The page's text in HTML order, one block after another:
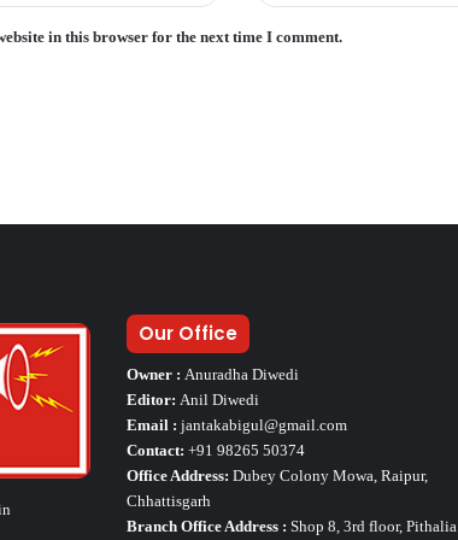
in this browser for the next time I comment.
Our Office
Owner : Anuradha Diwedi
Editor: Anil Diwedi
Email : jantakabigul@gmail.com
Contact: +91 98265 50374
Office Address: Dubey Colony Mowa, Raipur,
Chhattisgarh
Branch Office Address : Shop 8, 3rd floor, Pithalia